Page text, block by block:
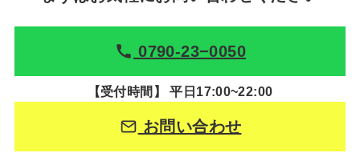
0790-23−0050
【受付時間】 平日17:00~22:00
お問い合わせ